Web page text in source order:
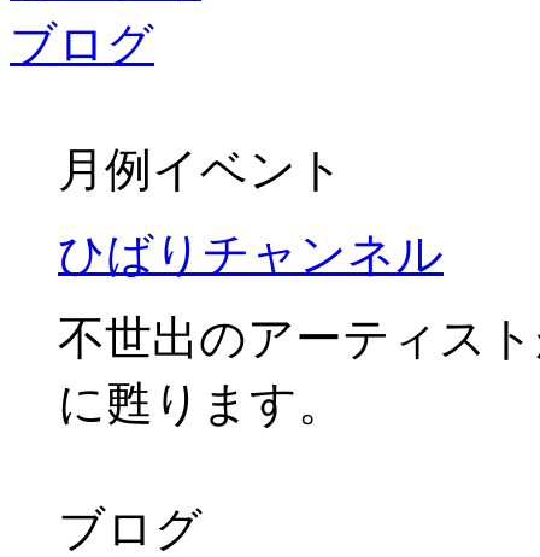
月例イベント
ひばりチャンネル
不世出のアーティス
に甦ります。
ブログ